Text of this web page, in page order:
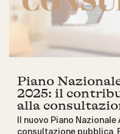
Piano
2025: il
alla
Il nuovo Piano